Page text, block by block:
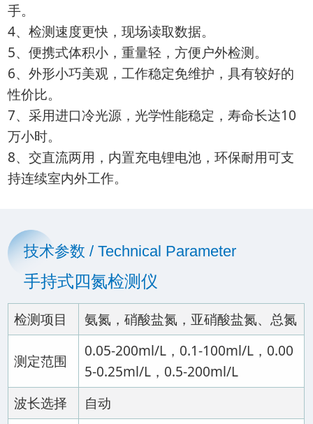
手。
4、检测速度更快，现场读取数据。
5、便携式体积小，重量轻，方便户外检测。
6、外形小巧美观，工作稳定免维护，具有较好的
性价比。
7、采用进口冷光源，光学性能稳定，寿命长达10
万小时。
8、交直流两用，内置充电锂电池，环保耐用可支
持连续室内外工作。
技术参数 / Technical Parameter
手持式四氮检测仪
检测项目 氨氮，硝酸盐氮，亚硝酸盐氮、总氮
测定范围
0.05-200ml/L，0.1-100ml/L，0.00
5-0.25ml/L，0.5-200ml/L
波长选择
自动